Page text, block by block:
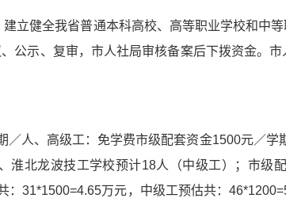
立健全我省普通本科高校、高等职业学校和中
公示、复审，市人社局审核备案后下拨资金。
／人、高级工：免学费市级配套资金1500元／
淮北龙波技工学校预计18人（中级工）；市级
31*1500=4.65万元，中级工预估共：